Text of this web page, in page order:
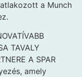
a Munch
TAVALY
A SPAR
amely